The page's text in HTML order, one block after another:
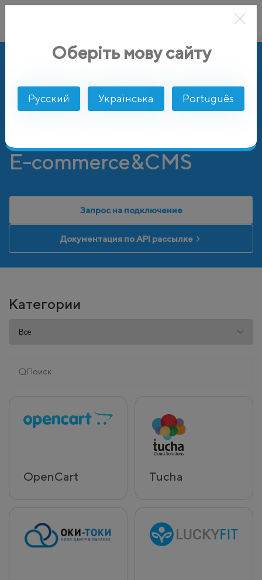
Интеграции E-commerce&CMS
E-commerce&CMS
Запрос на подключение
Документация по API рассылке
Категории
OpenCart Tucha
Оберіть мову сайту
Русский Українська Português